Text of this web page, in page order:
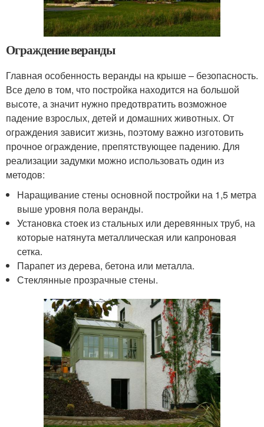
Ограждение веранды
Главная особенность веранды на крыше – безопасность.
Все дело в том, что постройка находится на большой
высоте, а значит нужно предотвратить возможное
падение взрослых, детей и домашних животных. От
ограждения зависит жизнь, поэтому важно изготовить
прочное ограждение, препятствующее падению. Для
реализации задумки можно использовать один из
методов:
Наращивание стены основной постройки на 1,5 метра
выше уровня пола веранды.
Установка стоек из стальных или деревянных труб, на
которые натянута металлическая или капроновая
сетка.
Парапет из дерева, бетона или металла.
Стеклянные прозрачные стены.